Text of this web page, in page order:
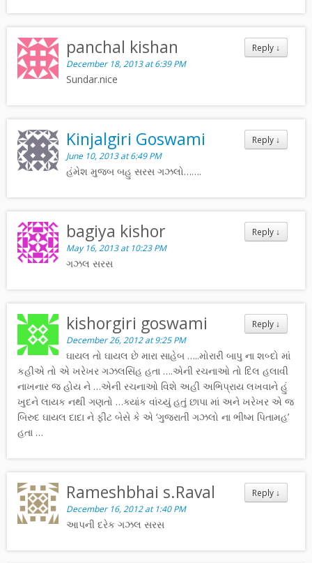
Reply ↓
panchal kishan
December 18, 2013 at 6:39 PM
Sundar.nice
Reply ↓
Kinjalgiri Goswami
June 10, 2013 at 6:49 PM
હંમેશ મુજબ બહુ સરસ ગઝલો…….
Reply ↓
bagiya kishor
May 16, 2013 at 10:23 PM
ગઝલ સરસ
Reply ↓
kishorgiri goswami
December 26, 2012 at 9:25 PM
ઘાયલ તો ઘાયલ છે મારા સાહેબ …..મોરારી બાપુ ના શબ્દો માં
કહીએ તો એ ખરેખર ગઝલસિંહ હતા ….એની રચનાઓ તો દિલ હલાવી
નાખનાર જ હોય ને …એની રચનાઓ વિશે અહી અભિપ્રાય લખવાને હું
ખુદને લાયક નથી ગણતો …ક્યાંક વાંચ્યું હતું છાપા માં અને ખરેખર એ જ
બિરુદ ઘાયલ દાદા ને ફીટ બેસે કે એ ‘ગુજરાતી ગઝલો ના ભીષ્મ પિતામહ’
હતા …
Reply ↓
Rameshbhai s.Raval
December 16, 2012 at 1:40 PM
આપની દરેક ગઝલ સરસ